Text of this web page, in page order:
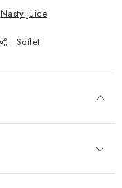
Nasty Juice
Sdílet